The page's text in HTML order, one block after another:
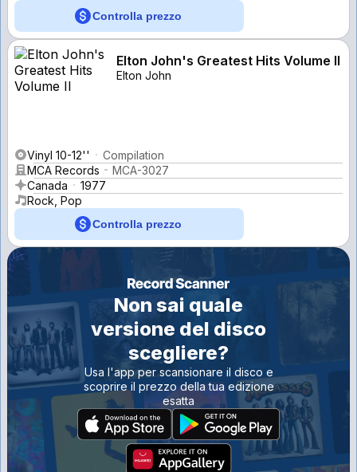
Controlla prezzo
Elton John's Greatest Hits Volume II
Elton John
Vinyl 10-12''
Compilation
MCA Records
MCA-3027
Canada
1977
Rock, Pop
Controlla prezzo
Non sai quale
versione del disco
scegliere?
Usa l'app per scansionare il disco e
scoprire il prezzo della tua edizione
esatta